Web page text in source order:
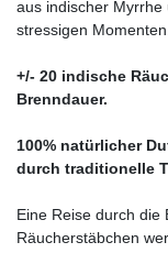
aus indischer Myrrhe
stressigen Momenten.
+/- 20 indische
Brenndauer.
100% natürlicher
durch traditionelle
Eine Reise durch die
Räucherstäbchen